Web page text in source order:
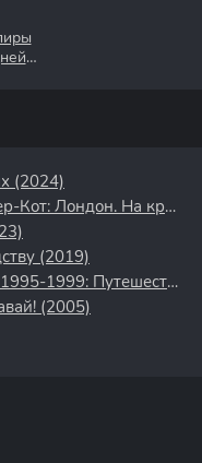
(2024)
Леди Баг и Супер-Кот: Лондон. На краю времени (2024)
(2019)
В поисках тьмы 1995-1999: Путешествие в культовый хоррор 90-х (2025)
(2005)